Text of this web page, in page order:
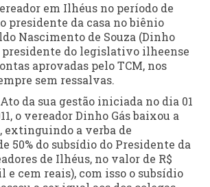
em Ilhéus no período de
presidente da casa no biênio
Nascimento de Souza (Dinho
presidente do legislativo ilheense
aprovadas pelo TCM, nos
sem ressalvas.
da sua gestão iniciada no dia 01
o vereador Dinho Gás baixou a
extinguindo a verba de
50% do subsídio do Presidente da
de Ilhéus, no valor de R$
e cem reais), com isso o subsídio